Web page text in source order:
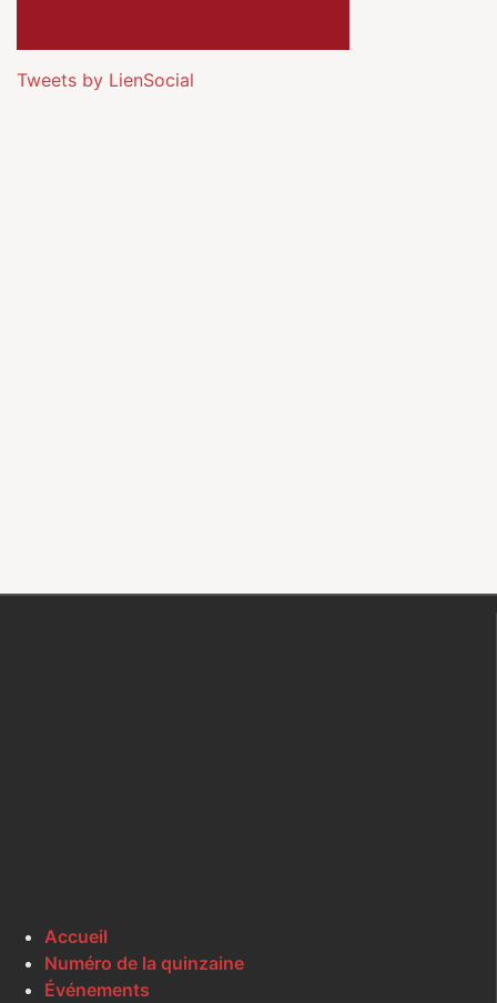
Tweets by LienSocial
Accueil
Numéro de la quinzaine
Événements